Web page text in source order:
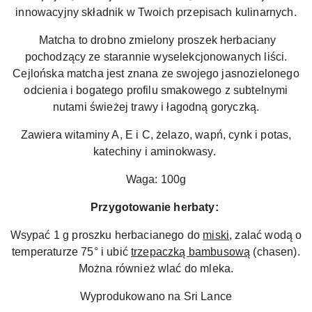
innowacyjny składnik w Twoich przepisach kulinarnych.
Matcha to drobno zmielony proszek herbaciany
pochodzący ze starannie wyselekcjonowanych liści.
Cejlońska matcha jest znana ze swojego jasnozielonego
odcienia i bogatego profilu smakowego z subtelnymi
nutami świeżej trawy i łagodną goryczką.
Zawiera witaminy A, E i C, żelazo, wapń, cynk i potas,
katechiny i aminokwasy.
Waga: 100g
Przygotowanie herbaty:
Wsypać 1 g proszku herbacianego do miski, zalać wodą o
temperaturze 75° i ubićtrzepaczką bambusową (chasen).
Można również wlać do mleka.
Wyprodukowano na Sri Lance